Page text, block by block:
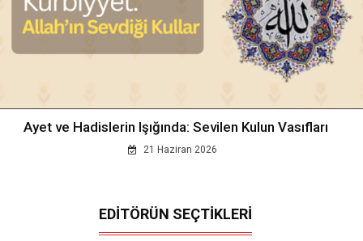
Ayet ve Hadislerin Işığında: Sevilen Kulun Vasıfları
21 Haziran 2026
EDİTÖRÜN SEÇTİKLERİ